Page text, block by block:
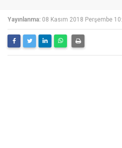
Yayınlanma: 08 Kasım 2018 Perşembe